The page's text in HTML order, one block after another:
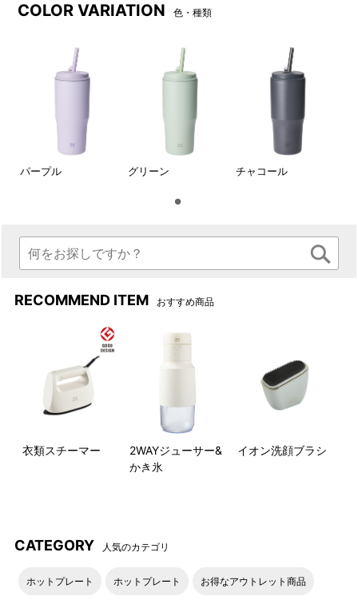
けます。 交換用パッキン3点
セットはこちら＞
※交換部品用のストローにつき
ましては、製品と同色のもの
ではなく、ホワイトのストロ
COLOR VARIATION 色・種類
パープル グリーン チャコール
RECOMMEND ITEM おすすめ商品
衣類スチーマー
2WAYジューサー&
かき氷
イオン洗顔ブラシ
CATEGORY 人気のカテゴリ
ホットプレート ホットプレート お得なアウトレット商品